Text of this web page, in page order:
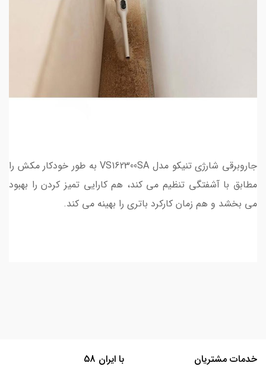
جاروبرقی شارژی تنیکو مدل VS162300SA به طور خودکار مکش را
مطابق با آشفتگی تنظیم می کند، هم کارایی تمیز کردن را بهبود
می بخشد و هم زمان کارکرد باتری را بهینه می کند.
خدمات مشتریان با ایران 58